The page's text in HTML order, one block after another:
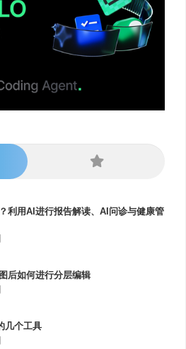
利用AI进行报告解读、AI问诊与健康管
后如何进行分层编辑
几个工具